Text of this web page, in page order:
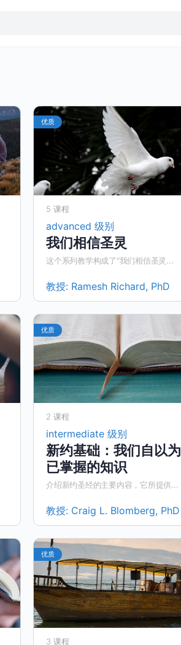
优质
5 课程
advanced 级别
我们相信圣灵
这个系列教学构成了“我们相信圣灵...
教授: Ramesh Richard, PhD
优质
2 课程
intermediate 级别
新约基础：我们自以为
已掌握的知识
介绍新约圣经的主要内容，它所提供...
教授: Craig L. Blomberg, PhD
优质
3 课程